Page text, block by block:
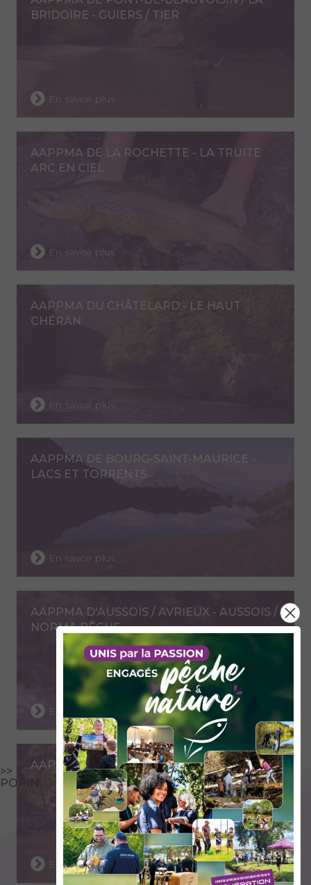
>>
POPIN
BRIDOIRE - GUIERS / TIER
En savoir plus
AAPPMA DE LA ROCHETTE - LA TRUITE
ARC EN CIEL
En savoir plus
AAPPMA DU CHÂTELARD - LE HAUT
CHÉRAN
En savoir plus
AAPPMA DE BOURG-SAINT-MAURICE -
LACS ET TORRENTS
En savoir plus
AAPPMA D'AUSSOIS / AVRIEUX - AUSSOIS /
NORMA PÊCHE
En savoir plus
AAPPMA DE FLUMET - VAL D'ARLY
En savoir plus